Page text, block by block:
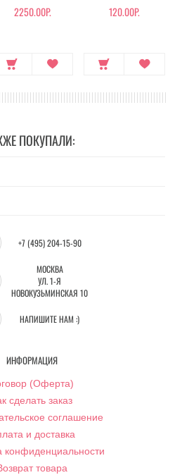
2250.00Р. 120.00Р.
ПОКУПАЛИ:
+7 (495) 204-15-90
МОСКВА
УЛ. 1-Я
НОВОКУЗЬМИНСКАЯ 10
НАПИШИТЕ НАМ :)
ИНФОРМАЦИЯ
(Оферта)
сделать заказ
соглашение
и доставка
конфиденциальности
товара